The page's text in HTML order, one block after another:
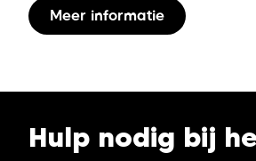
Meer informatie
Dit
variaties.
optie
kan
Hulp nodig bij